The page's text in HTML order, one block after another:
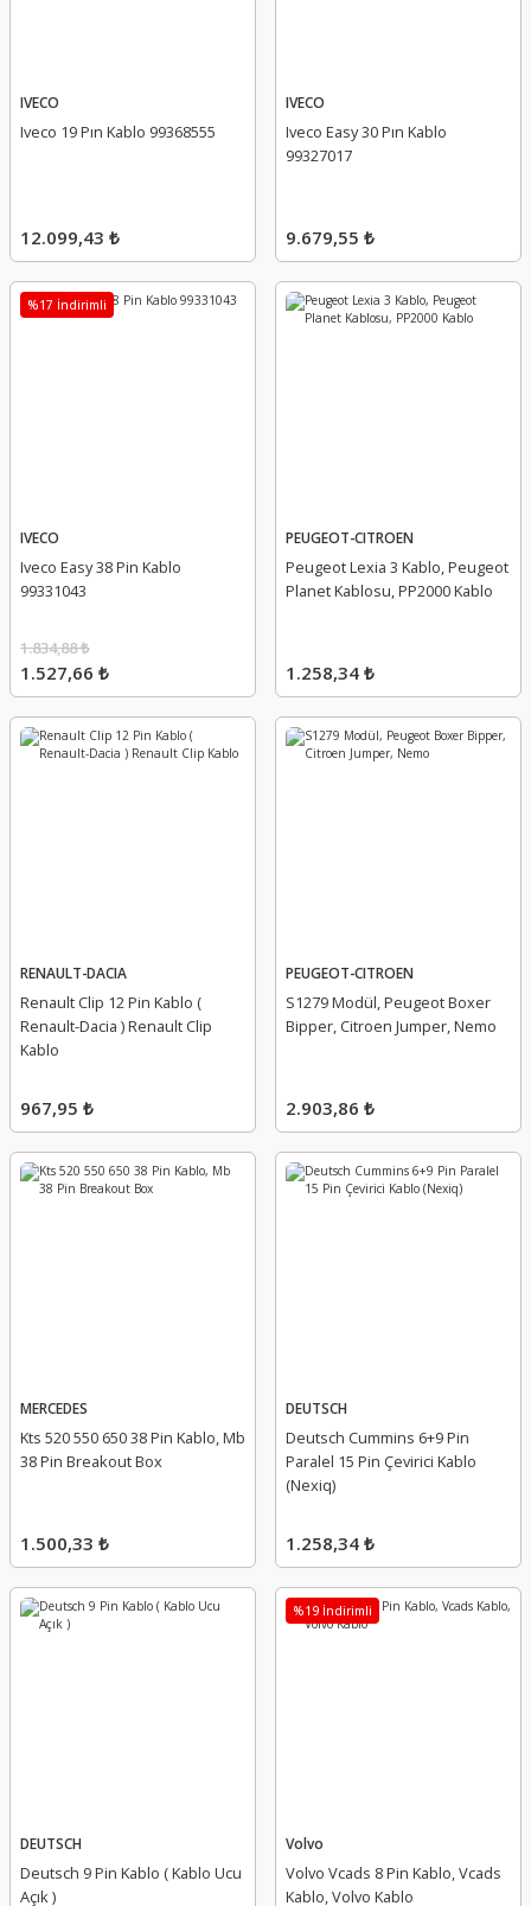
IVECO
Iveco 19 Pın Kablo 99368555
12.099,43 ₺
IVECO
Iveco Easy 30 Pın Kablo
99327017
9.679,55 ₺
%17 İndirimli
IVECO
Iveco Easy 38 Pin Kablo
99331043
1.527,66 ₺
1.834,88 ₺
PEUGEOT-CITROEN
Peugeot Lexia 3 Kablo, Peugeot
Planet Kablosu, PP2000 Kablo
1.258,34 ₺
RENAULT-DACIA
Renault Clip 12 Pin Kablo (
Renault-Dacia ) Renault Clip
Kablo
967,95 ₺
PEUGEOT-CITROEN
S1279 Modül, Peugeot Boxer
Bipper, Citroen Jumper, Nemo
2.903,86 ₺
MERCEDES
Kts 520 550 650 38 Pin Kablo, Mb
38 Pin Breakout Box
1.500,33 ₺
DEUTSCH
Deutsch Cummins 6+9 Pin
Paralel 15 Pin Çevirici Kablo
(Nexiq)
1.258,34 ₺
DEUTSCH
Deutsch 9 Pin Kablo ( Kablo Ucu
Açık )
%19 İndirimli
Volvo
Volvo Vcads 8 Pin Kablo, Vcads
Kablo, Volvo Kablo